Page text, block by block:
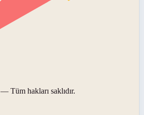
— Tüm hakları saklıdır.